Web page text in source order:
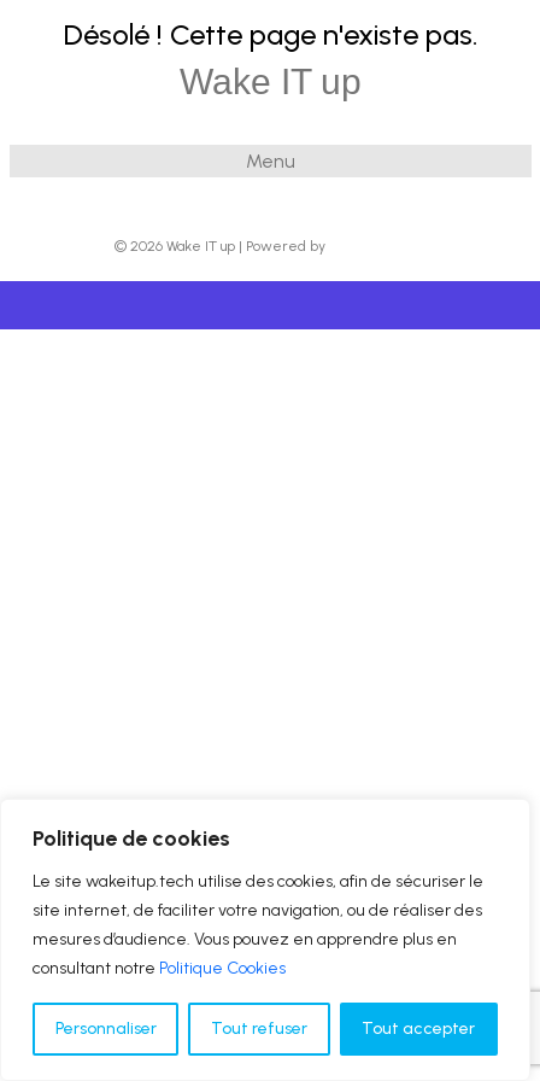
Politique de cookies
Le site wakeitup.tech utilise des cookies, afin de sécuriser le
site internet, de faciliter votre navigation, ou de réaliser des
mesures d’audience. Vous pouvez en apprendre plus en
consultant notre Politique Cookies
Personnaliser Tout refuser Tout accepter
Wake IT up
Menu
Désolé ! Cette page n'existe pas.
© 2026 Wake IT up | Powered by